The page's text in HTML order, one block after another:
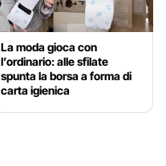
La moda gioca con
l’ordinario: alle sfilate
spunta la borsa a forma di
carta igienica